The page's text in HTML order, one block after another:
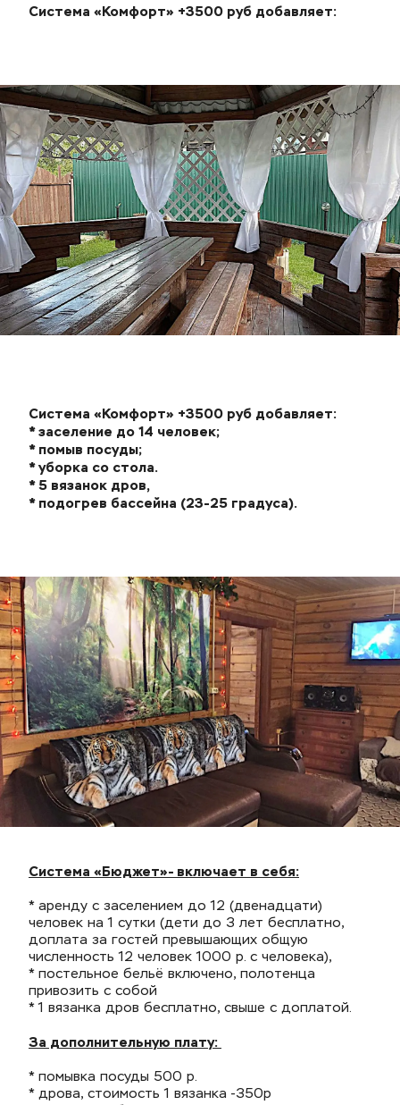
Система «Комфорт» +3500 руб добавляет:
Система «Комфорт» +3500 руб добавляет:
* заселение до 14 человек;
* помыв посуды;
* уборка со стола.
* 5 вязанок дров,
* подогрев бассейна (23-25 градуса).
Система «Бюджет»- включает в себя:
* аренду с заселением до 12 (двенадцати)
человек на 1 сутки (дети до 3 лет бесплатно,
доплата за гостей превышающих общую
численность 12 человек 1000 р. с человека),
* постельное бельё включено, полотенца
привозить с собой
* 1 вязанка дров бесплатно, свыше с доплатой.
За дополнительную плату:
* помывка посуды 500 р.
* дрова, стоимость 1 вязанка -350р